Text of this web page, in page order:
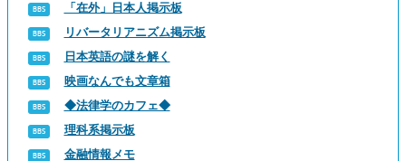
「在外」日本人掲示板
リバータリアニズム掲示板
日本英語の謎を解く
映画なんでも文章箱
◆法律学のカフェ◆
理科系掲示板
金融情報メモ